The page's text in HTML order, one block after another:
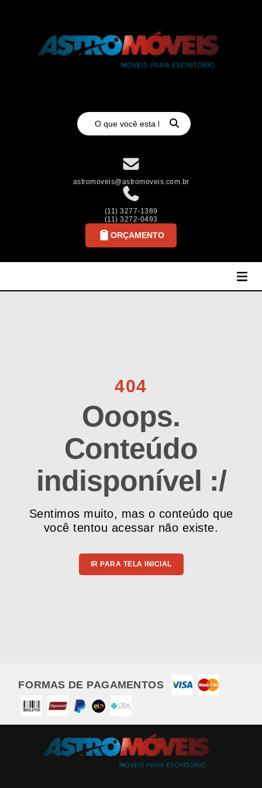
astromoveis@astromoveis.com.br
(11) 3277-1389
(11) 3272-0493
ORÇAMENTO
404
Ooops.
Conteúdo
indisponível :/
Sentimos muito, mas o conteúdo que
você tentou acessar não existe.
IR PARA TELA INICIAL
FORMAS DE PAGAMENTOS